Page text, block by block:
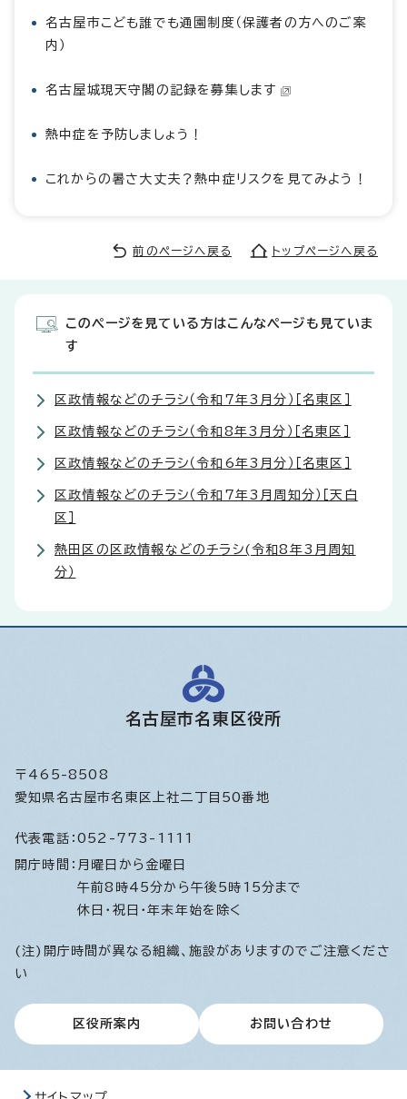
名古屋市こども誰でも通園制度（保護者の方へのご案
内）
名古屋城現天守閣の記録を募集します
熱中症を予防しましょう！
これからの暑さ大丈夫？熱中症リスクを見てみよう！
前のページへ戻る トップページへ戻る
このページを見ている方はこんなページも見ていま
す
区政情報などのチラシ（令和7年3月分）［名東区］
区政情報などのチラシ（令和8年3月分）［名東区］
区政情報などのチラシ（令和6年3月分）［名東区］
区政情報などのチラシ（令和7年3月周知分）［天白
区］
熱田区の区政情報などのチラシ(令和8年3月周知
分）
名古屋市名東区役所
〒465-8508
愛知県名古屋市名東区上社二丁目50番地
代表電話： 052-773-1111
開庁時間： 月曜日から金曜日
午前8時45分から午後5時15分まで
休日・祝日・年末年始を除く
(注)開庁時間が異なる組織、施設がありますのでご注意くださ
い
区役所案内 お問い合わせ